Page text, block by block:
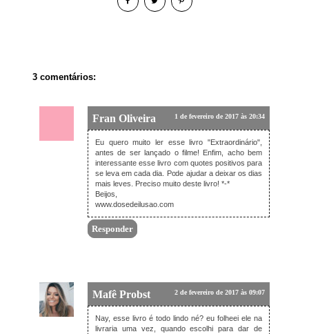
3 comentários:
Fran Oliveira 1 de fevereiro de 2017 às 20:34
Eu quero muito ler esse livro "Extraordinário",
antes de ser lançado o filme! Enfim, acho bem
interessante esse livro com quotes positivos para
se leva em cada dia. Pode ajudar a deixar os dias
mais leves. Preciso muito deste livro! *-*
Beijos,
www.dosedeilusao.com
Responder
Mafê Probst 2 de fevereiro de 2017 às 09:07
Nay, esse livro é todo lindo né? eu folheei ele na
livraria uma vez, quando escolhi para dar de